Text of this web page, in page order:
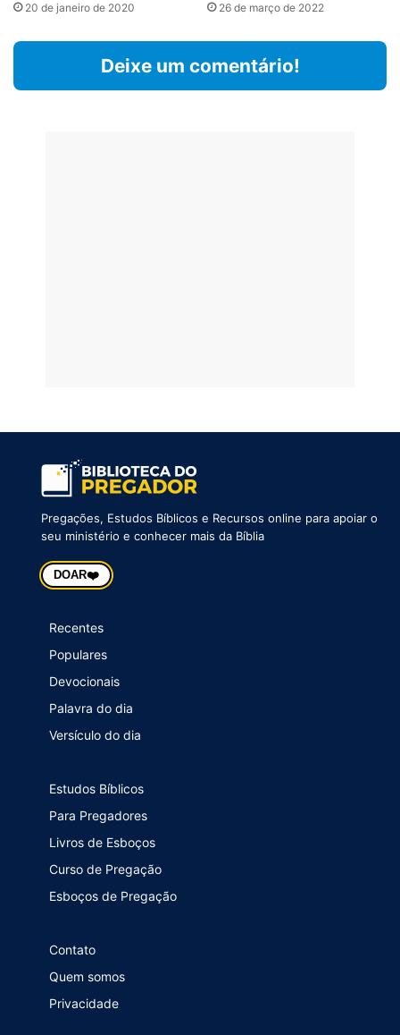
20 de janeiro de 2020 26 de março de 2022
Deixe um comentário!
Pregações, Estudos Bíblicos e Recursos online para apoiar o
seu ministério e conhecer mais da Bíblia
DOAR❤️
Recentes
Populares
Devocionais
Palavra do dia
Versículo do dia
Estudos Bíblicos
Para Pregadores
Livros de Esboços
Curso de Pregação
Esboços de Pregação
Contato
Quem somos
Privacidade